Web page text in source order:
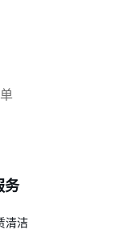
务
清洁